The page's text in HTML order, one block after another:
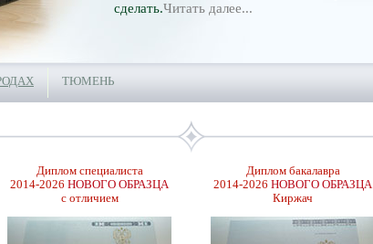
сделать.Читать далее...
ТЮМЕНЬ
Диплом специалиста
2014-2026 НОВОГО ОБРАЗЦА
с отличием
Диплом бакалавра
2014-2026 НОВОГО ОБРАЗЦА
Киржач